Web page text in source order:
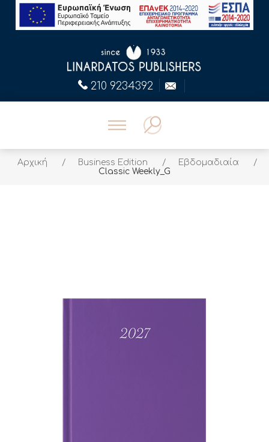
210 9234392
Αρχική / Business Edition / Εβδομαδιαία
/
Classic Weekly_G